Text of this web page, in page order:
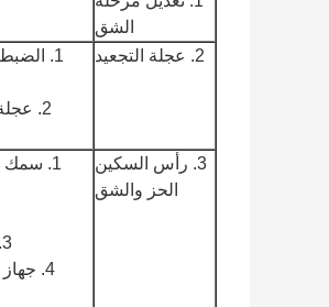
الشق
2. عجلة التجعيد
1.
2.
3. رأس السكين
الحز والشق
3. الضبط اليدوي لرأس سكين الشق ، عجلة التجعيد ورأس سكين القطع.
4.